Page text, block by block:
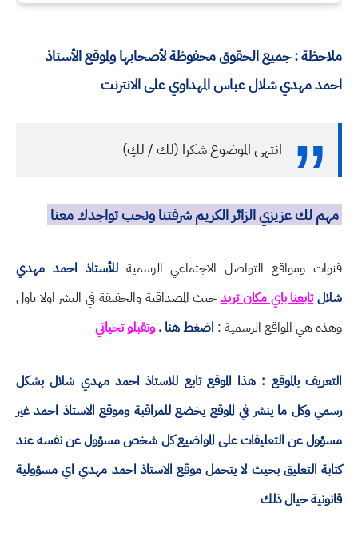
ملاحظة : جميع الحقوق محفوظة لأصحابها ولموقع الأستاذ
احمد مهدي شلال عباس المهداوي على الانترنت
انتهى الموضوع شكرا (لك / لكِ)
مهم لك عزيزي الزائر الكريم شرفتنا ونحب تواجدك معنا
قنوات ومواقع التواصل الاجتماعي الرسميةللأستاذ احمد مهدي
شلالتابعنا باي مكان تريدحيث المصداقية والحقيقة في النشر اولا باول
وهذه هي المواقع الرسمية : اضغط هنا .وتقبلو تحياتي
التعريف بالموقع : هذا الموقع تابع للاستاذ احمد مهدي شلال بشكل
رسمي وكل ما ينشر في الموقع يخضع للمراقبة وموقع الاستاذ احمد غير
مسؤول عن التعليقات على المواضيع كل شخص مسؤول عن نفسه عند
كتابة التعليق بحيث لا يتحمل موقع الاستاذ احمد مهدي اي مسؤولية
قانونية حيال ذلك